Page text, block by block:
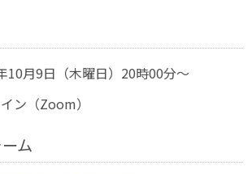
10月9日（木曜日）20時00分〜
ン（Zoom）
ム